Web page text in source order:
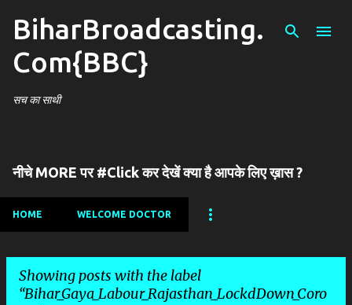
Skip to main content
BiharBroadcasting.
Com{BBC}
सच का साथी
नीचे MORE पर #Click कर देखें क्या है आपके लिए ख़ास ?
HOME WELCOME DOCTOR
Showing posts with the label
Bihar_Gaya_Labour_Rajasthan_LockdDown_Coro